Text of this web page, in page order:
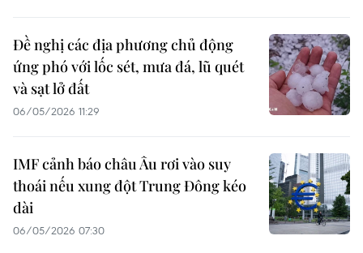
Đề nghị các địa phương chủ động
ứng phó với lốc sét, mưa đá, lũ quét
và sạt lở đất
06/05/2026 11:29
IMF cảnh báo châu Âu rơi vào suy
thoái nếu xung đột Trung Đông kéo
dài
06/05/2026 07:30